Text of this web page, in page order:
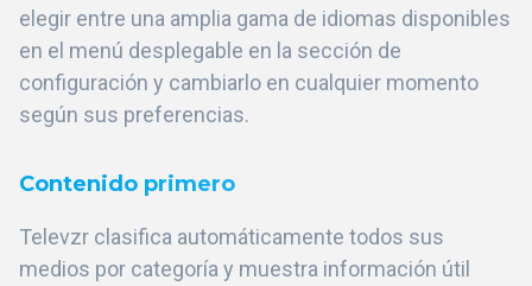
elegir entre una amplia gama de idiomas disponibles
en el menú desplegable en la sección de
configuración y cambiarlo en cualquier momento
según sus preferencias.
Contenido primero
Televzr clasifica automáticamente todos sus
medios por categoría y muestra información útil